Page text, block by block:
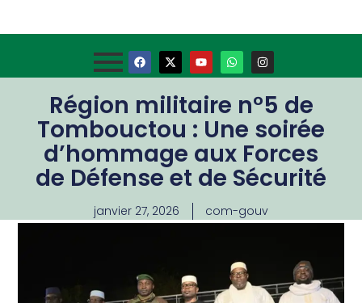
Région militaire n°5 de
Tombouctou : Une soirée
d’hommage aux Forces
de Défense et de Sécurité
janvier 27, 2026 com-gouv